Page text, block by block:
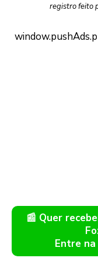
registro feito
📰 Quer
Entre na